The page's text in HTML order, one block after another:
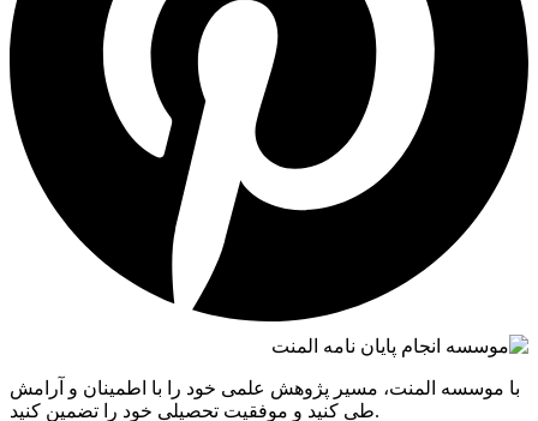
با موسسه المنت، مسیر پژوهش علمی خود را با اطمینان و آرامش
طی کنید و موفقیت تحصیلی خود را تضمین کنید.